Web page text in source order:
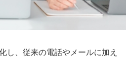
し、従来の電話やメールに加え